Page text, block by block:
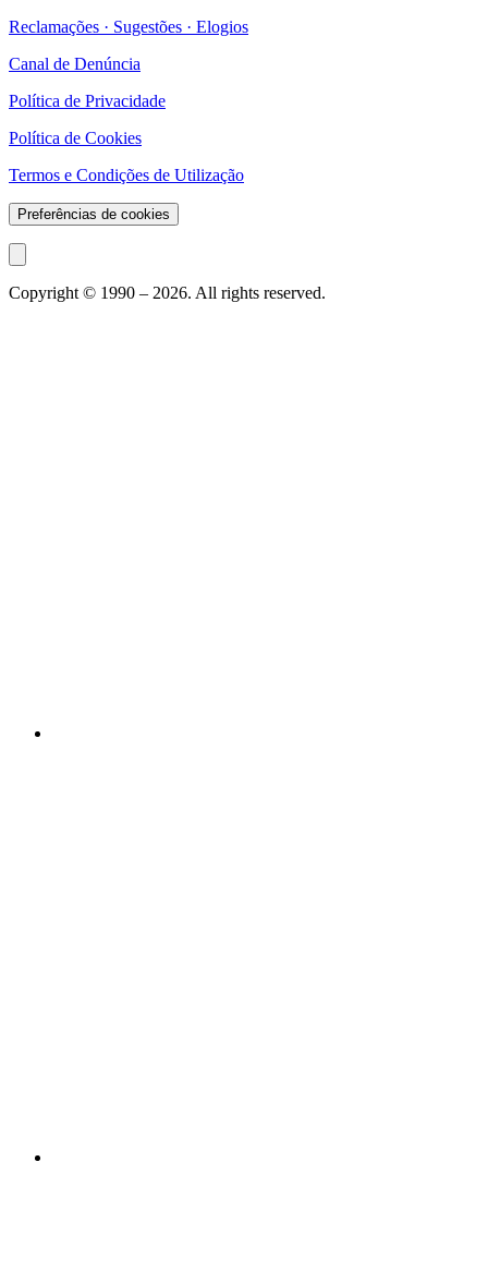
Reclamações · Sugestões · Elogios
Canal de Denúncia
Política de Privacidade
Política de Cookies
Termos e Condições de Utilização
Preferências de cookies
Copyright © 1990 – 2026. All rights reserved.